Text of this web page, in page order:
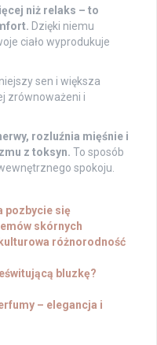
niż relaks – to
Dzięki niemu
ciało wyprodukuje
sen i większa
zrównoważeni i
rozluźnia mięśnie i
z toksyn. To sposób
spokoju.
pozbycie się
skórnych
różnorodność
bluzkę?
– elegancja i